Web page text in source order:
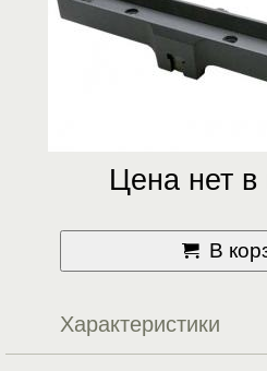
Цена нет в
В
Характеристики